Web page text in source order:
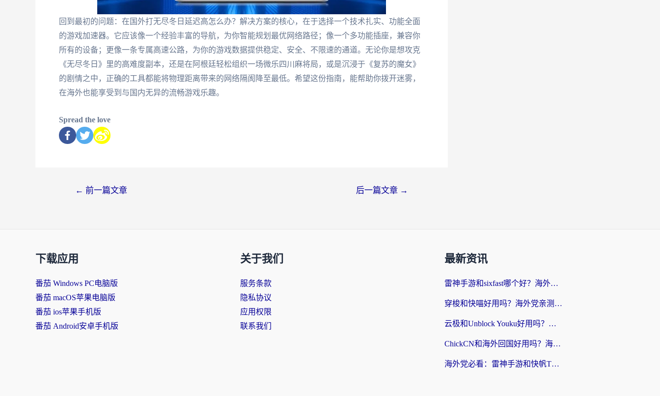
回到最初的问题：在国外打无尽冬日延迟高怎么办？解决方案的核心，在于选择一个技术扎实、功能全面
的游戏加速器。它应该像一个经验丰富的导航，为你智能规划最优网络路径；像一个多功能插座，兼容你
所有的设备；更像一条专属高速公路，为你的游戏数据提供稳定、安全、不限速的通道。无论你是想攻克
《无尽冬日》里的高难度副本，还是在阿根廷轻松组织一场微乐四川麻将局，或是沉浸于《复苏的魔女》
的剧情之中，正确的工具都能将物理距离带来的网络隔阂降至最低。希望这份指南，能帮助你拨开迷雾，
在海外也能享受到与国内无异的流畅游戏乐趣。
Spread the love
← 前一篇文章 后一篇文章 →
下载应用
番茄 Windows PC电脑版
番茄 macOS苹果电脑版
番茄 ios苹果手机版
番茄 Android安卓手机版
关于我们
服务条款
隐私协议
应用权限
联系我们
最新资讯
雷神手游和sixfast哪个好？海外党亲测3款回国加速器，教你选对不踩坑
穿梭和快喵好用吗？海外党亲测：小众加速器对比+番茄加速器深度体验
云极和Unblock Youku好用吗？海外党亲测+2026回国加速器避坑指南
ChickCN和海外回国好用吗？海外党2026亲测：从手游到影音，选对加速器的3个关键
海外党必看：雷神手游和快帆TV版好用吗？3步选对回国加速器不踩坑